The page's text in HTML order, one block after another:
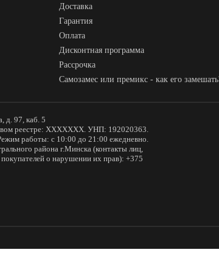
Доставка
Гарантия
Оплата
Дисконтная программа
Рассрочка
Самозамес или премикс - как его
д. 97, каб. 5
реестре: XXXXXXX. УНП: 192020363.
работы: с 10:00 до 21:00 ежедневно.
района г.Минска (контакты лиц,
о нарушении их прав): +375